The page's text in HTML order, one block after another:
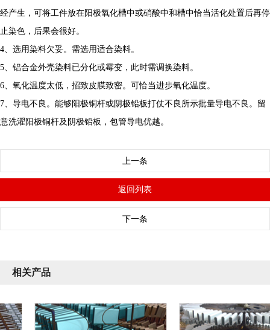
经产生，可将工件放在阳极氧化槽中或硝酸中和槽中恰当活化处置后再停
止染色，后果会很好。
4、选用染料欠妥。需选用适合染料。
5、铝合金外壳染料已分化或霉变，此时需调换染料。
6、氧化温度太低，招致皮膜致密。可恰当进步氧化温度。
7、导电不良。能够阳极铜杆或阴极铅板打仗不良所示批量导电不良。留
意洗濯阳极铜杆及阴极铅板，包管导电优越。
上一条
返回列表
下一条
相关产品